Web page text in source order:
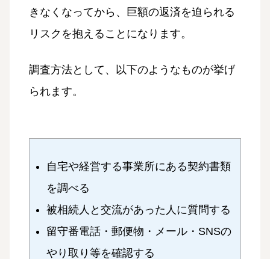
きなくなってから、巨額の返済を迫られる
リスクを抱えることになります。
調査方法として、以下のようなものが挙げ
られます。
自宅や経営する事業所にある契約書類
を調べる
被相続人と交流があった人に質問する
留守番電話・郵便物・メール・SNSの
やり取り等を確認する